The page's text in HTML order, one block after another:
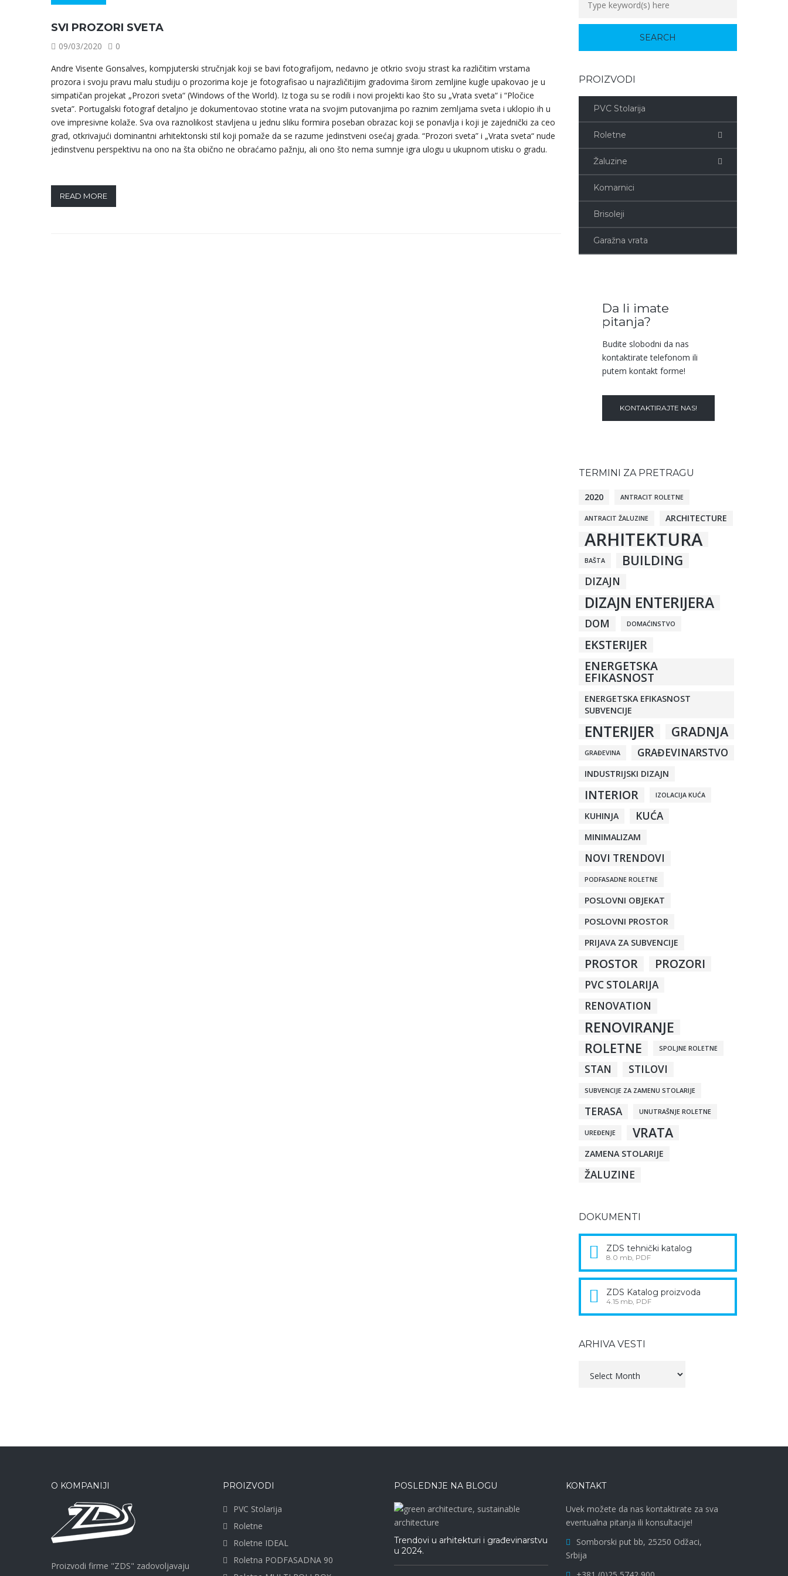
SVI PROZORI SVETA
09/03/2020
0
Andre Visente Gonsalves, kompjuterski stručnjak koji se bavi fotografijom, nedavno je otkrio svoju strast ka različitim vrstama
prozora i svoju pravu malu studiju o prozorima koje je fotografisao u najrazličitijim gradovima širom zemljine kugle upakovao je u
simpatičan projekat „Prozori sveta“ (Windows of the World). Iz toga su se rodili i novi projekti kao što su „Vrata sveta“ i “Pločice
sveta”. Portugalski fotograf detaljno je dokumentovao stotine vrata na svojim putovanjima po raznim zemljama sveta i uklopio ih u
ove impresivne kolaže. Sva ova raznolikost stavljena u jednu sliku formira poseban obrazac koji se ponavlja i koji je zajednički za ceo
grad, otkrivajući dominantni arhitektonski stil koji pomaže da se razume jedinstveni osećaj grada. “Prozori sveta” i „Vrata sveta“ nude
jedinstvenu perspektivu na ono na šta obično ne obraćamo pažnju, ali ono što nema sumnje igra ulogu u ukupnom utisku o gradu.
READ MORE
PROIZVODI
PVC Stolarija
Roletne
Žaluzine
Komarnici
Brisoleji
Garažna vrata
Da li imate
pitanja?
Budite slobodni da nas
kontaktirate telefonom ili
putem kontakt forme!
KONTAKTIRAJTE NAS!
TERMINI ZA PRETRAGU
2020 ANTRACIT ROLETNE
ANTRACIT ŽALUZINE ARCHITECTURE
ARHITEKTURA
BAŠTA BUILDING
DIZAJN
DIZAJN ENTERIJERA
DOM DOMAĆINSTVO
EKSTERIJER
ENERGETSKA
EFIKASNOST
ENERGETSKA EFIKASNOST
SUBVENCIJE
ENTERIJER GRADNJA
GRAĐEVINA GRAĐEVINARSTVO
INDUSTRIJSKI DIZAJN
INTERIOR IZOLACIJA KUĆA
KUHINJA KUĆA
MINIMALIZAM
NOVI TRENDOVI
PODFASADNE ROLETNE
POSLOVNI OBJEKAT
POSLOVNI PROSTOR
PRIJAVA ZA SUBVENCIJE
PROSTOR PROZORI
PVC STOLARIJA
RENOVATION
RENOVIRANJE
ROLETNE SPOLJNE ROLETNE
STAN STILOVI
SUBVENCIJE ZA ZAMENU STOLARIJE
TERASA UNUTRAŠNJE ROLETNE
UREĐENJE VRATA
ZAMENA STOLARIJE
ŽALUZINE
DOKUMENTI
ZDS tehnički katalog
8.0 mb, PDF
ZDS Katalog proizvoda
4.15 mb, PDF
ARHIVA VESTI
vesti
O KOMPANIJI
Proizvodi firme "ZDS" zadovoljavaju
PROIZVODI
PVC Stolarija
Roletne
Roletne IDEAL
Roletna PODFASADNA 90
POSLEDNJE NA BLOGU
Trendovi u arhitekturi i građevinarstvu
u 2024.
KONTAKT
Uvek možete da nas kontaktirate za sva
eventualna pitanja ili konsultacije!
Somborski put bb, 25250 Odžaci,
Srbija